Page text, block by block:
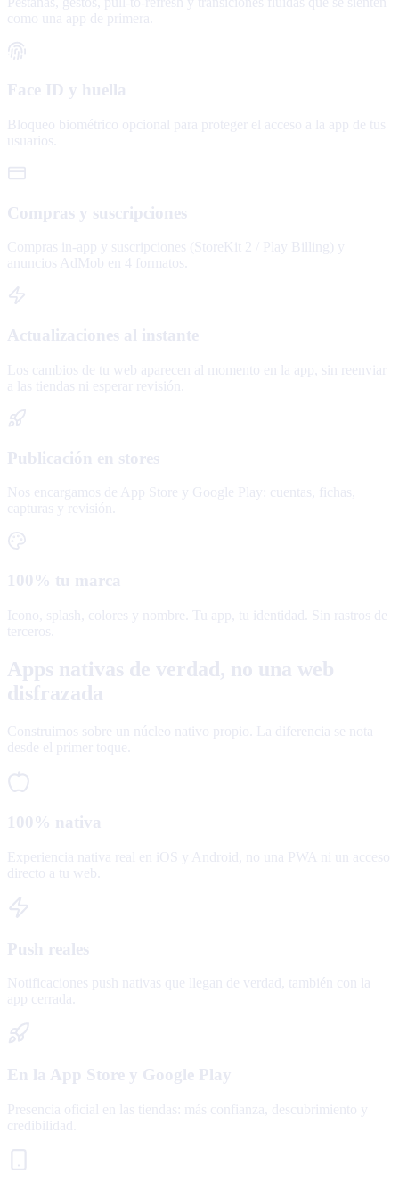
como una app de primera.
Face ID y huella
Bloqueo biométrico opcional para proteger el acceso a la app de tus
usuarios.
Compras y suscripciones
Compras in-app y suscripciones (StoreKit 2 / Play Billing) y
anuncios AdMob en 4 formatos.
Actualizaciones al instante
Los cambios de tu web aparecen al momento en la app, sin reenviar
a las tiendas ni esperar revisión.
Publicación en stores
Nos encargamos de App Store y Google Play: cuentas, fichas,
capturas y revisión.
100% tu marca
Icono, splash, colores y nombre. Tu app, tu identidad. Sin rastros de
terceros.
Apps nativas de verdad, no una web
disfrazada
Construimos sobre un núcleo nativo propio. La diferencia se nota
desde el primer toque.
100% nativa
Experiencia nativa real en iOS y Android, no una PWA ni un acceso
directo a tu web.
Push reales
Notificaciones push nativas que llegan de verdad, también con la
app cerrada.
En la App Store y Google Play
Presencia oficial en las tiendas: más confianza, descubrimiento y
credibilidad.